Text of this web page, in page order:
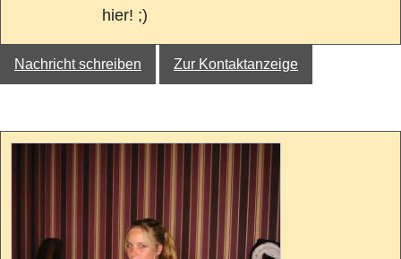
hier! ;)
Nachricht schreiben Zur Kontaktanzeige